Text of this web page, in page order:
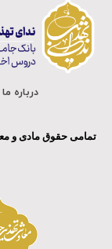
درباره ما
تمامی حقوق مادی و